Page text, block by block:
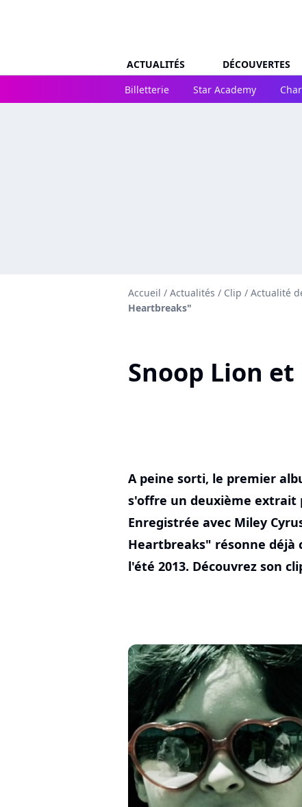
ACTUALITÉS DÉCOUVERTES
Billetterie
Star Academy
Accueil / Actualités / Clip / Actualité
Heartbreaks"
Snoop Lion
A peine sorti, le premier
s'offre un deuxième extrait
Enregistrée avec Miley
Heartbreaks" résonne déjà
l'été 2013. Découvrez son